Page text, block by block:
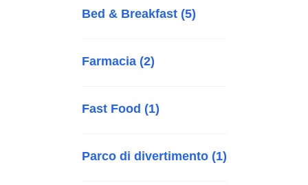
Bed & Breakfast (5)
Farmacia (2)
Fast Food (1)
Parco di divertimento (1)